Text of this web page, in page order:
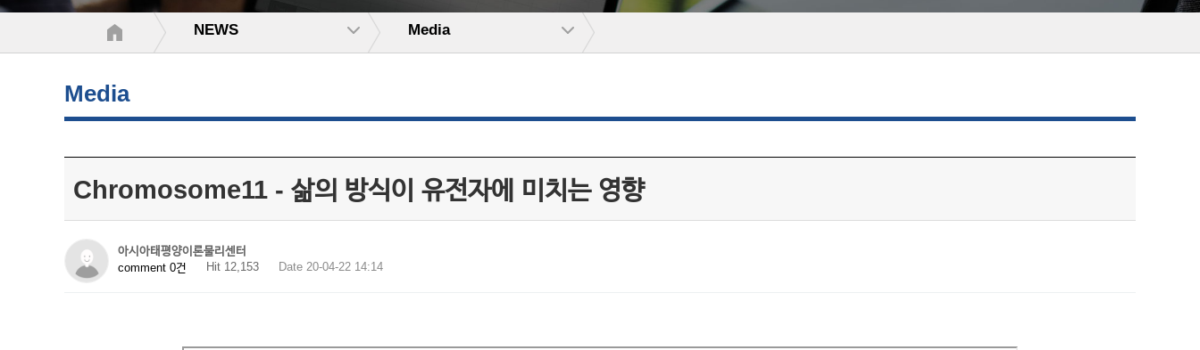
NEWS Media
Media
Chromosome11 - 삶의 방식이 유전자에 미치는 영향
아시아태평양이론물리센터
comment 0건
Hit 12,153 Date 20-04-22 14:14